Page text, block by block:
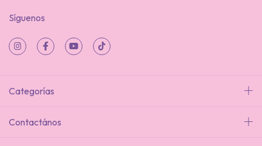
Síguenos
Categorías
Contactános